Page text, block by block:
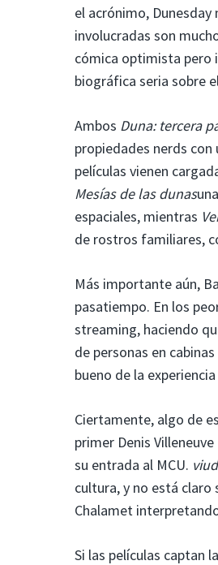
el acrónimo,
involucradas son
cómica optimista pero
biográfica seria sobre
Ambos Duna: tercera
propiedades nerds
películas vienen
Mesías de las dunas
espaciales, mientras
de rostros familiares,
Más importante aún,
pasatiempo. En los
streaming, haciendo
de personas en
bueno de la
Ciertamente, algo de
primer Denis Villeneuve
su entrada al MCU.
cultura, y no está claro
Chalamet
Si las películas captan